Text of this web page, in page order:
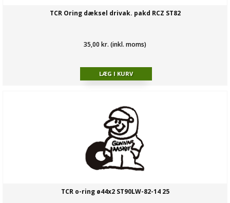
TCR Oring dæksel drivak. pakd RCZ ST82
35,00 kr. (inkl. moms)
TCR o-ring ø44x2 ST90LW-82-14 25